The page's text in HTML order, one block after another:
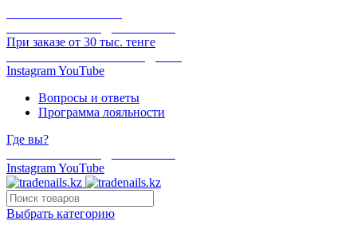
При заказе от 30 тыс. тенге
InstagramYouTube
Вопросы и ответы
Программа лояльности
Где вы?
InstagramYouTube
Выбрать категорию